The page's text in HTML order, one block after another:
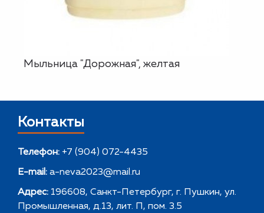
Мыльница "Дорожная", желтая
Контакты
Телефон: +7 (904) 072-4435
E-mail: a-neva2023@mail.ru
Адрес: 196608, Санкт-Петербург, г. Пушкин, ул.
Промышленная, д.13, лит. П, пом. 3.5